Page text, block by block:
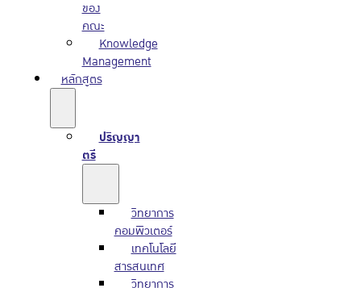
ของ
คณะ
Knowledge
Management
หลักสูตร
ปริญญา
ตรี
วิทยาการ
คอมพิวเตอร์
เทคโนโลยี
สารสนเทศ